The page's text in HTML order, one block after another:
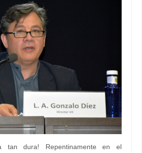
tan dura! Repentinamente en el